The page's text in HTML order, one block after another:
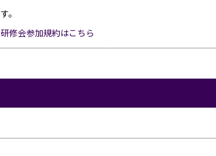
す。
研修会参加規約はこちら